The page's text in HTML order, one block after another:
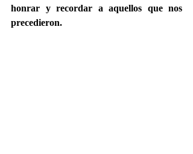
honrar y recordar a aquellos que nos
precedieron.